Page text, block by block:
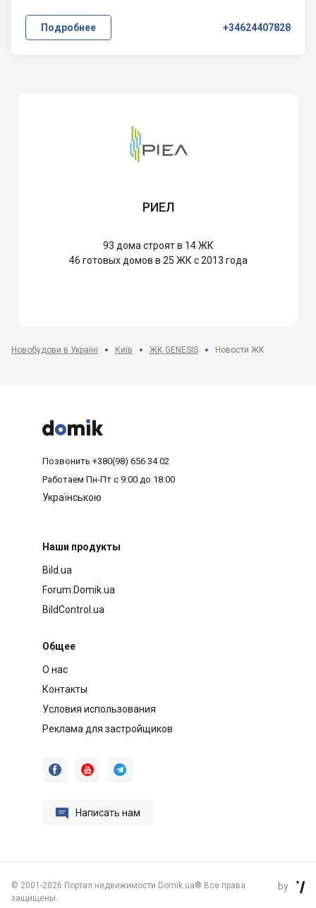
Подробнее +34624407828
РИЕЛ
93 дома строят в 14 ЖК
46 готовых домов в 25 ЖК с 2013 года
Новобудови в Україні Київ ЖК GENESIS Новости ЖК



Позвонить +380(98) 656 34 02
Работаем Пн-Пт с 9:00 до 18:00
Українською
Наши продукты
Bild.ua
Forum.Domik.ua
BildControl.ua
Общее
О нас
Контакты
Условия использования
Реклама для застройщиков
  
 Написать нам
© 2001-2026 Портал недвижимости Domik.ua® Все права
защищены.
by 